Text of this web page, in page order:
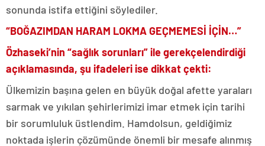
sonunda istifa ettiğini söylediler.
“BOĞAZIMDAN HARAM LOKMA GEÇMEMESİ İÇİN…”
Özhaseki’nin “sağlık sorunları” ile gerekçelendirdiği
açıklamasında, şu ifadeleri ise dikkat çekti:
Ülkemizin başına gelen en büyük doğal afette yaraları
sarmak ve yıkılan şehirlerimizi imar etmek için tarihi
bir sorumluluk üstlendim. Hamdolsun, geldiğimiz
noktada işlerin çözümünde önemli bir mesafe alınmış